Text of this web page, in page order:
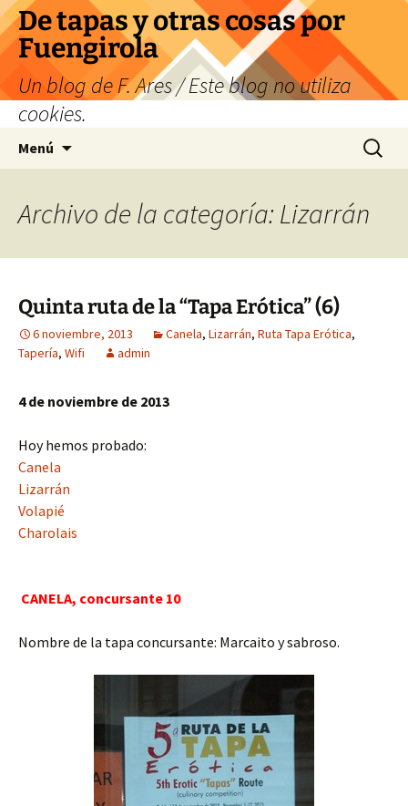
Saltar
al
contenido
De tapas y otras cosas por
Fuengirola
Un blog de F. Ares / Este blog no utiliza
cookies.
Menú Buscar:
Archivo de la categoría: Lizarrán
Quinta ruta de la “Tapa Erótica” (6)
6 noviembre, 2013 Canela, Lizarrán, Ruta Tapa Erótica,
Tapería, Wifi admin
4 de noviembre de 2013
Hoy hemos probado:
Canela
Lizarrán
Volapié
Charolais
CANELA, concursante 10
Nombre de la tapa concursante: Marcaito y sabroso.